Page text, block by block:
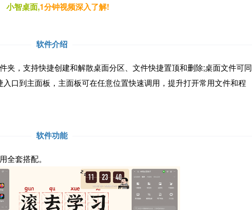
小智桌面,1分钟视频深入了解!
软件介绍
，支持快捷创建和解散桌面分区、文件快捷置顶和删除;桌面文件可同
口到主面板，主面板可在任意位置快速调用，提升打开常用文件和程
软件功能
全套搭配。